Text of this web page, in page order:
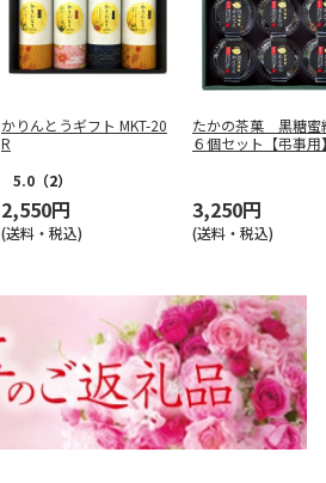
かりんとうギフト MKT-20
R
5.0 （2）
2,550円
(送料・税込)
たかの茶菓 黒糖蜜
６個セット【弔事用
3,250円
(送料・税込)